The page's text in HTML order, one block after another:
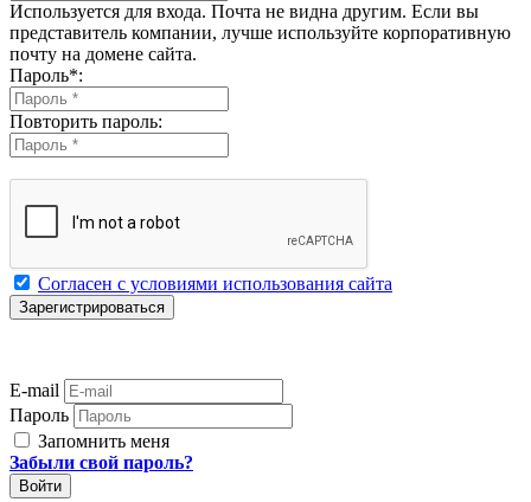
Используется для входа. Почта не видна другим. Если вы
представитель компании, лучше используйте корпоративную
почту на домене сайта.
Пароль*:
Повторить пароль:
Согласен с условиями использования сайта
E-mail
Пароль
Запомнить меня
Забыли свой пароль?